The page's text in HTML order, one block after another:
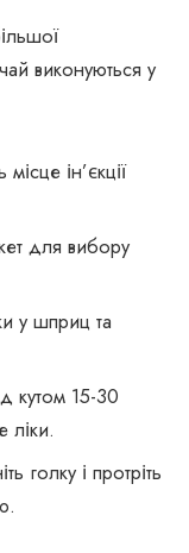
виконуються у
ін’єкції
для вибору
у шприц та
кутом 15-30
ліки.
голку і протріть